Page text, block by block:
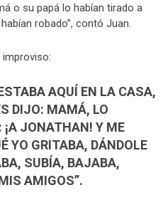
o su papá lo habían tirado a
robado”, contó Juan.
AQUÍ EN LA CASA,
DIJO: MAMÁ, LO
¡A JONATHAN! Y ME
YO GRITABA, DÁNDOLE
SUBÍA, BAJABA,
AMIGOS”.